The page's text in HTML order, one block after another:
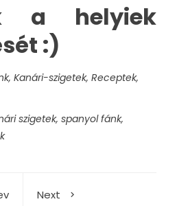
a helyiek
:)
, Kanári-szigetek, Receptek,
szigetek, spanyol fánk,
Next